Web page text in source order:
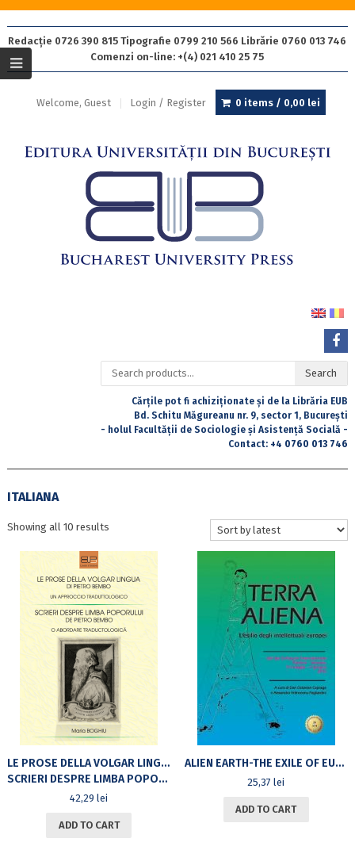
Redacție 0726 390 815 Tipografie 0799 210 566 Librărie 0760 013 746
Comenzi on-line: +(4) 021 410 25 75
Welcome, Guest Login / Register 0 items / 0,00 lei
Search
for:
Search
Cărțile pot fi achiziționate și de la Librăria EUB
Bd. Schitu Măgureanu nr. 9, sector 1, București
- holul Facultății de Sociologie și Asistență Socială -
Contact: +4 0760 013 746
ITALIANA
Showing all 10 resultsSorted
latest
LE PROSE DELLA VOLGAR LINGUA DI PIETRO BEMBO. UN APPROCCIO TRADUTTOLOGICO
SCRIERI DESPRE LIMBA POPORULUI, DE PIETRO BEMBO. O ABORDARE TRADUCTOLOGICĂ
42,29lei
ADD TO CART
ALIEN EARTH-THE EXILE OF EUROPEAN INTELLECTUALS
25,37lei
ADD TO CART